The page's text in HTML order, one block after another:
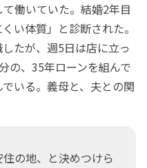
働いていた。結婚2年目
い体質」と診断された。
たが、週5日は店に立っ
の、35年ローンを組んで
いる。義母と、夫との関
の地、と決めつけら